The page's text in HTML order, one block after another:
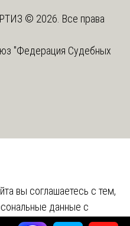
© 2026. Все права
"Федерация Судебных
вы соглашаетесь с тем,
данные с
Подробнее